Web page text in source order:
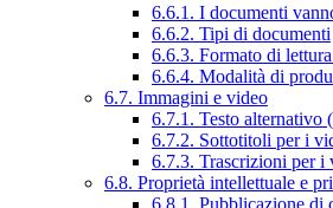
6.6.1. I documenti
6.6.2. Tipi di documenti
6.6.3. Formato di
6.6.4. Modalità di
6.7. Immagini e video
6.7.1. Testo alternativo
6.7.2. Sottotitoli per i
6.7.3. Trascrizioni per i
6.8. Proprietà intellettuale e
6.8.1. Pubblicazione di